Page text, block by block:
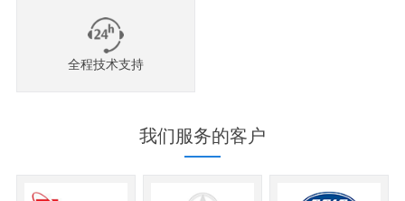
全程技术支持
我们服务的客户